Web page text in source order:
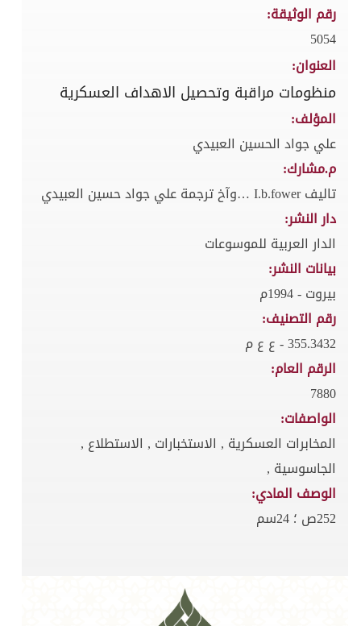
رقم الوثيقة:
5054
العنوان:
منظومات مراقبة وتحصيل الاهداف العسكرية
المؤلف:
علي جواد الحسين العبيدي
م.مشارك:
تاليف I.b.fower …وآخ ترجمة علي جواد حسين العبيدي
دار النشر:
الدار العربية للموسوعات
بيانات النشر:
بيروت - 1994م
رقم التصنيف:
355.3432 - ع ع م
الرقم العام:
7880
الواصفات:
المخابرات العسكرية , الاستخبارات , الاستطلاع ,
الجاسوسية ,
الوصف المادي:
252ص ؛ 24سم